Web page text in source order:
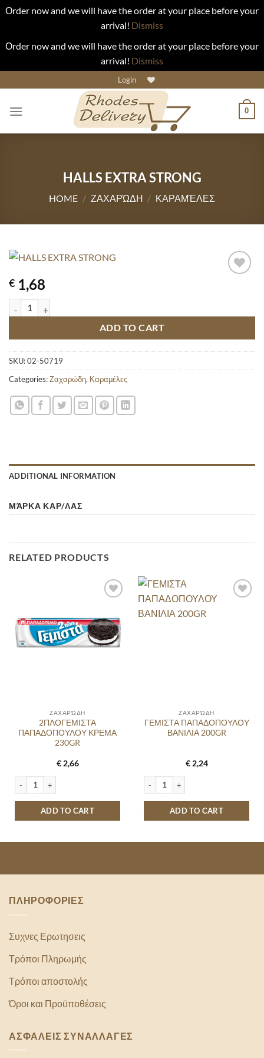
Οrder now and we will have the order at your place before your
arrival! Dismiss
Οrder now and we will have the order at your place before your
arrival! Dismiss
to
content
Login
0
HALLS EXTRA STRONG
HOME / ΖΑΧΑΡΏΔΗ / ΚΑΡΑΜΈΛΕΣ
€ 1,68
HALLS EXTRA STRONG quantity
ADD TO CART
SKU:02-50719
Categories:Ζαχαρώδη, Καραμέλες
ADDITIONAL INFORMATION
ΜΆΡΚΑ ΚΑΡ/ΛΑΣ
RELATED PRODUCTS
ΖΑΧΑΡΏΔΗ
2ΠΛΟΓΕΜΙΣΤΑ
ΠΑΠΑΔΟΠΟΥΛΟΥ ΚΡΕΜΑ
230GR
€2,66
2ΠΛΟΓΕΜΙΣΤΑ ΠΑΠΑΔΟΠΟΥΛΟΥ ΚΡΕΜΑ 230GR quantity
ADD TO CART
ΖΑΧΑΡΏΔΗ
ΓΕΜΙΣΤΑ ΠΑΠΑΔΟΠΟΥΛΟΥ
ΒΑΝΙΛΙΑ 200GR
€2,24
ΓΕΜΙΣΤΑ ΠΑΠΑΔΟΠΟΥΛΟΥ
ADD TO CART
ΠΛΗΡΟΦΟΡΙΕΣ
Συχνες Ερωτησεις
Τρόποι Πληρωμής
Τρόποι αποστολής
Όροι και Προϋποθέσεις
ΑΣΦΑΛΕΙΣ ΣΥΝΑΛΛΑΓΕΣ